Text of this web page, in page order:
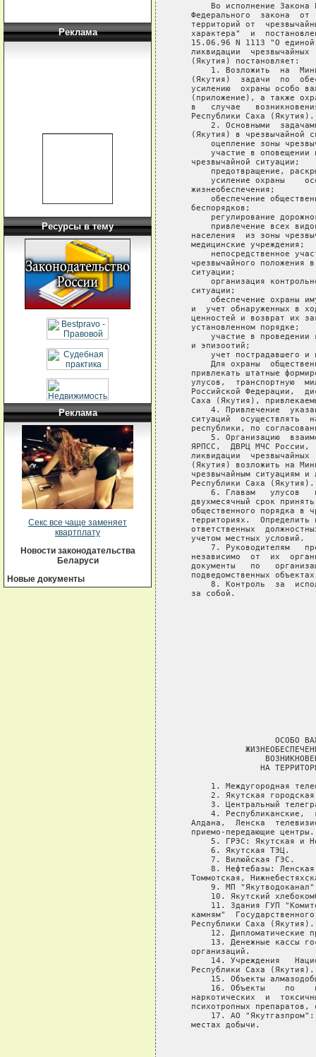
Реклама
Ресурсы в тему
Реклама
Секс все чаще заменяет
квартплату
Новости законодательства
Беларуси
Новые документы
Во исполнение Закона
Федерального  закона  от
территорий от
характера"  и
15.06.96 N 1113 "О
ликвидации  чрезвычайных
   (Якутия) постановляет:
1. Возложить  на
(Якутия)  задачи  по
усилению  охраны особо
(приложение), а также
в   случае
   Республики Саха (Якутия).
2. Основными
(Якутия) в чрезвычайной
оцепление зоны
участие в оповещении
   чрезвычайной ситуации;
предотвращение,
усиление охраны
   жизнеобеспечения;
обеспечение
   беспорядков;
регулирование
привлечение всех
населения  из зоны
   медицинские учреждения;
непосредственное
чрезвычайного положения
   ситуации;
организация
   ситуации;
обеспечение охраны
и  учет обнаруженных в
ценностей и возврат их
   установленном порядке;
участие в проведении
   и эпизоотий;
учет пострадавшего и
Для охраны
привлекать штатные
улусов,  транспортную
Российской Федерации,
Саха (Якутия),
4. Привлечение
ситуаций  осуществлять
республики, по
5. Организацию
ЯРПСС,  ДВРЦ МЧС России,
ликвидации  чрезвычайных
(Якутия) возложить на
чрезвычайным ситуациям и
   Республики Саха (Якутия).
6. Главам   улусов
двухмесячный срок
общественного порядка в
территориях.  Определить
ответственных
   учетом местных условий.
7. Руководителям
независимо  от  их
документы   по
подведомственных
8. Контроль  за
   за собой.
ОСОБО
НА
1. Междугородная
2. Якутская
3. Центральный
4. Республиканские,
Алдана,  Ленска
   приемо-передающие центры.
5. ГРЭС: Якутская и
       6. Якутская ТЭЦ.
       7. Вилюйская ГЭС.
8. Нефтебазы:
Томмотская,
9. МП
10. Якутский
11. Здания ГУП
камням"
   Республики Саха (Якутия).
12. Дипломатические
13. Денежные кассы
   организаций.
14. Учреждения
   Республики Саха (Якутия).
15. Объекты
16. Объекты    по
наркотических  и
психотропных препаратов,
17. АО
   местах добычи.